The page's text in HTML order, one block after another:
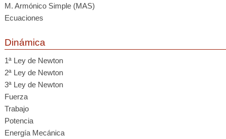
M. Armónico Simple (MAS)
Ecuaciones
Dinámica
1ª Ley de Newton
2ª Ley de Newton
3ª Ley de Newton
Fuerza
Trabajo
Potencia
Energía Mecánica